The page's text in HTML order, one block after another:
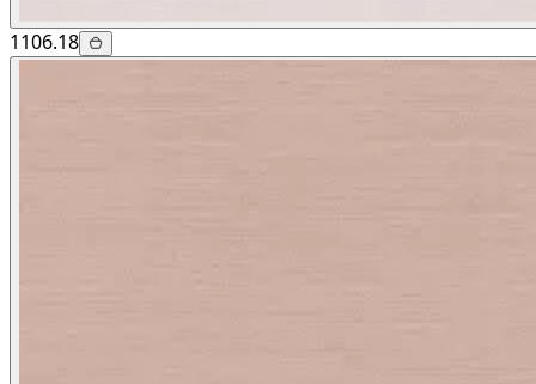
1106.18